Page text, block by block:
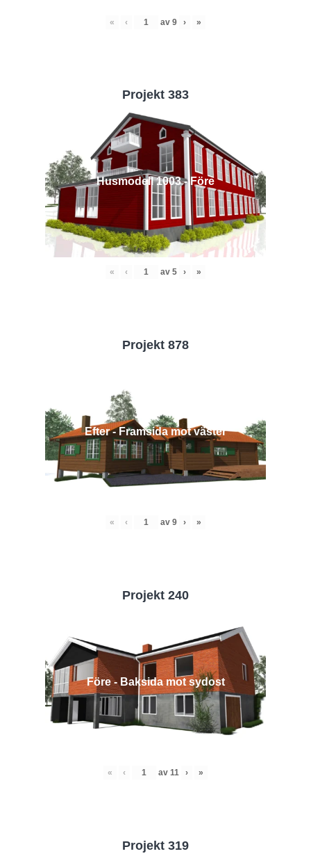
« ‹ av 9 › »
Projekt 383
Husmodell 1003 - Före
« ‹ av 5 › »
Projekt 878
Efter - Framsida mot väster
« ‹ av 9 › »
Projekt 240
Före - Baksida mot sydost
« ‹ av 11 › »
Projekt 319